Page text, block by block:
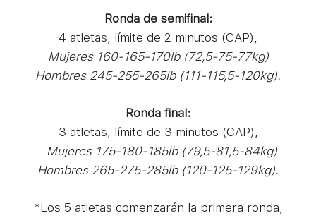
Ronda de semifinal:
4 atletas, límite de 2 minutos (CAP),
Mujeres160-165-170lb (72,5-75-77kg)
Hombres 245-255-265lb (111-115,5-120kg).
Ronda final:
3 atletas, límite de 3 minutos (CAP),
Mujeres 175-180-185lb (79,5-81,5-84kg)
Hombres 265-275-285lb (120-125-129kg).
*Los 5 atletas comenzarán la primera ronda,